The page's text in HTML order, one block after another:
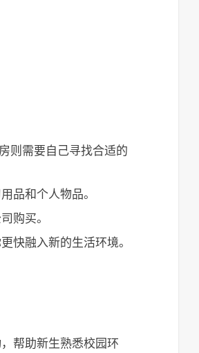
则需要自己寻找合适的
品和个人物品。
购买。
快融入新的生活环境。
帮助新生熟悉校园环